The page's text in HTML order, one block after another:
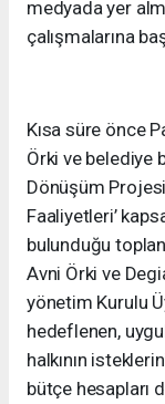
medyada yer
çalışmalarına
Kısa süre önce
Örki ve belediye
Dönüşüm
Faaliyetleri’
bulunduğu
Avni Örki ve
yönetim Kurulu
hedeflenen,
halkının
bütçe hesapları